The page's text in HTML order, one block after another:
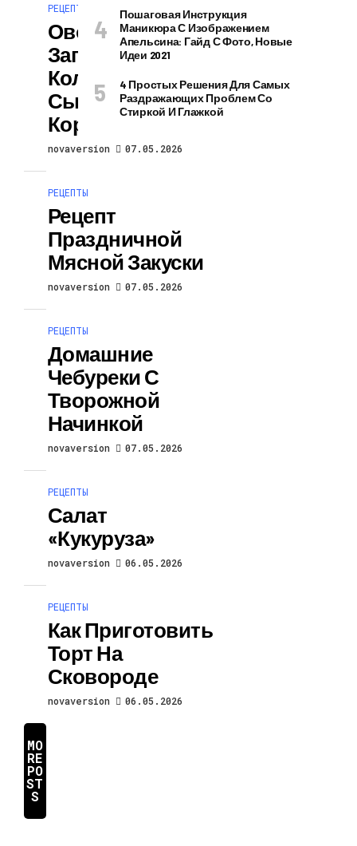
РЕЦЕПТЫ
Овощная
Запеканка С
Колбасой Под
Сырной
Корочкой
novaversion 07.05.2026
РЕЦЕПТЫ
Рецепт
Праздничной
Мясной Закуски
novaversion 07.05.2026
РЕЦЕПТЫ
Домашние
Чебуреки С
Творожной
Начинкой
novaversion 07.05.2026
РЕЦЕПТЫ
Салат
«Кукуруза»
novaversion 06.05.2026
РЕЦЕПТЫ
Как Приготовить
Торт На
Сковороде
novaversion 06.05.2026
MO
RE
PO
ST
S
Пошаговая Инструкция
Маникюра С Изображением
Апельсина: Гайд С Фото, Новые
Идеи 2021
4 Простых Решения Для Самых
Раздражающих Проблем Со
Стиркой И Глажкой